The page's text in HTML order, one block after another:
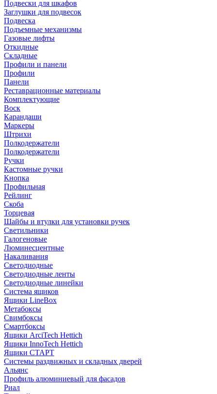
Подвески для шкафов
Заглушки для подвесок
Подвеска
Подъемные механизмы
Газовые лифты
Откидные
Складные
Профили и панели
Профили
Панели
Реставрационные материалы
Комплектующие
Воск
Карандаши
Маркеры
Штрихи
Полкодержатели
Полкодержатели
Ручки
Кастомные ручки
Кнопка
Профильная
Рейлинг
Скоба
Торцевая
Шайбы и втулки для установки ручек
Светильники
Галогеновые
Люминесцентные
Накаливания
Светодиодные
Светодиодные ленты
Светодиодные линейки
Система ящиков
Ящики LineBox
Метабоксы
Свимбоксы
Смартбоксы
Ящики ArciTech Hettich
Ящики InnoTech Hettich
Ящики СТАРТ
Системы раздвижных и складных дверей
Альянс
Профиль алюминиевый для фасадов
Риал